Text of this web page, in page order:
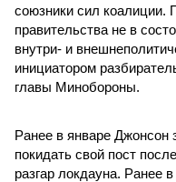
союзники сил коалиции.
правительства не в
внутри- и
инициатором
главы Минобороны.
Ранее в январе Джонсон
покидать свой пост
разгар локдауна.